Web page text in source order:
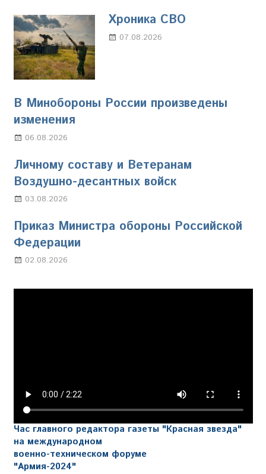
Хроника СВО
07.08.2026
В Минобороны России произведены
изменения
06.08.2026
Личному составу и Ветеранам
Воздушно-десантных войск
03.08.2026
Приказ Министра обороны Российской
Федерации
02.08.2026
Час главного редактора газеты "Красная звезда"
на международном
военно-техническом форуме
"Армия-2024"